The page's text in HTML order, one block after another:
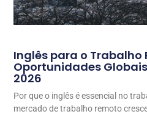
Inglês para o Trabalho
Oportunidades
2026
Por que o inglês é essencial no
mercado de trabalho remoto